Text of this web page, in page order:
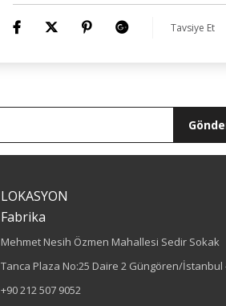
Tavsiye Et
LOKASYON
Fabrika
Mehmet Nesih Özmen Mahallesi Sedir Sokak
Tanca Plaza No:25 Daire 2 Güngören/İstanbul
+90 212 507 9052